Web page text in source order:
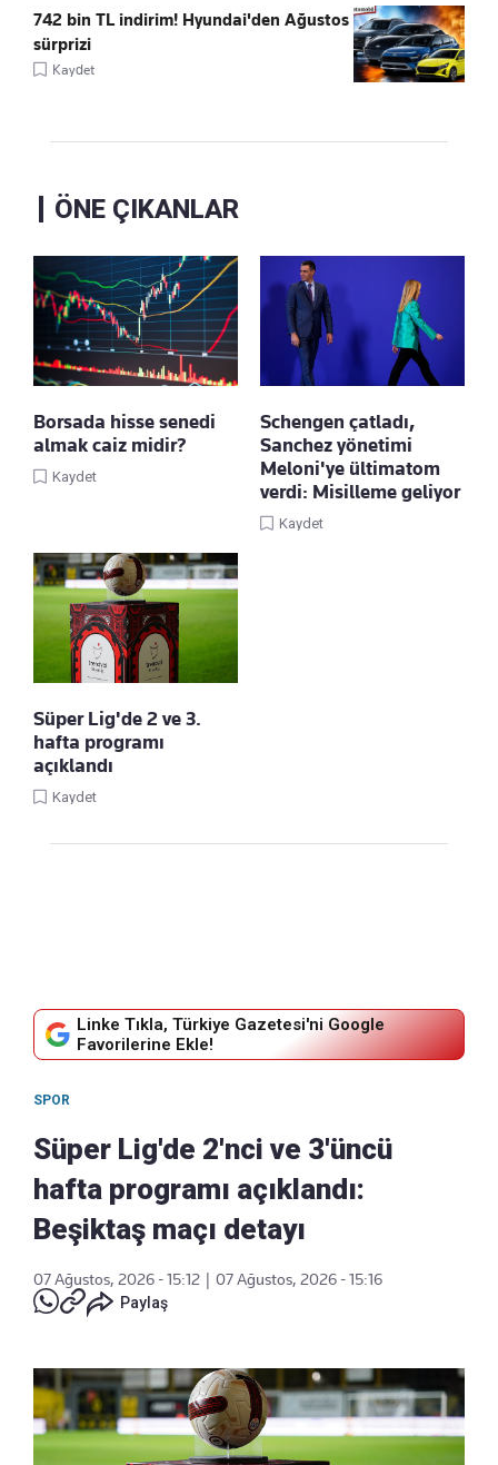
742 bin TL indirim! Hyundai'den Ağustos
sürprizi
Kaydet
ÖNE ÇIKANLAR
Borsada hisse senedi
almak caiz midir?
Kaydet
Schengen çatladı,
Sanchez yönetimi
Meloni'ye ültimatom
verdi: Misilleme geliyor
Kaydet
Süper Lig'de 2 ve 3.
hafta programı
açıklandı
Kaydet
Linke Tıkla, Türkiye Gazetesi'ni Google
Favorilerine Ekle!
SPOR
Süper Lig'de 2'nci ve 3'üncü
hafta programı açıklandı:
Beşiktaş maçı detayı
07 Ağustos, 2026 - 15:12
07 Ağustos, 2026 - 15:16
Paylaş